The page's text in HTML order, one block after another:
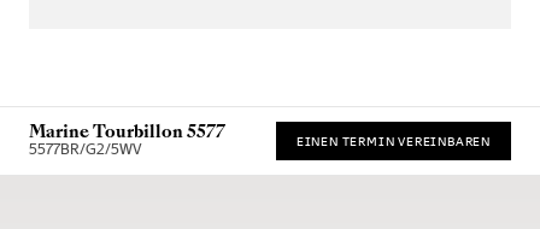
Marine Tourbillon 5577
5577BR/G2/5WV EINEN TERMIN VEREINBAREN